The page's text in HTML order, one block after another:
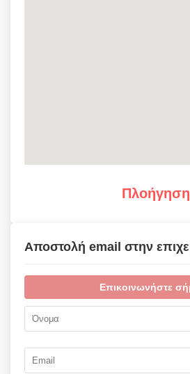
Πλοήγηση
Αποστολή email στην
Επικοινωνήστε